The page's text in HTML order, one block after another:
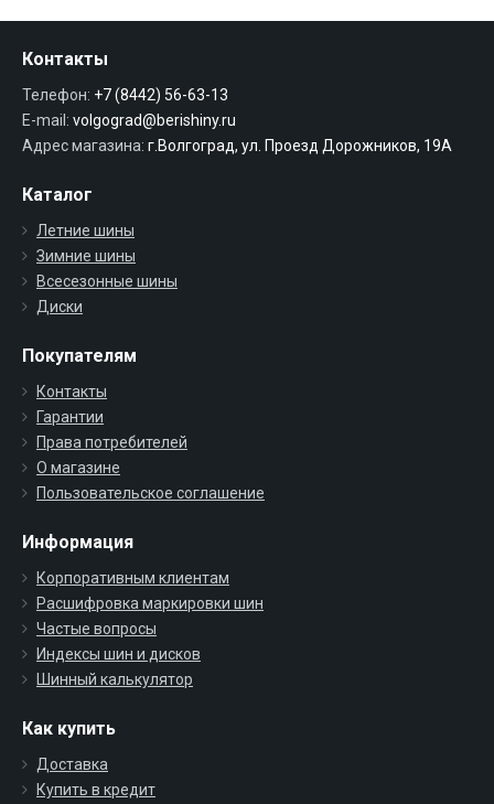
Контакты
Телефон: +7 (8442) 56-63-13
E-mail: volgograd@berishiny.ru
Адрес магазина: г.Волгоград, ул. Проезд Дорожников, 19А
Каталог
Летние шины
Зимние шины
Всесезонные шины
Диски
Покупателям
Контакты
Гарантии
Права потребителей
О магазине
Пользовательское соглашение
Информация
Корпоративным клиентам
Расшифровка маркировки шин
Частые вопросы
Индексы шин и дисков
Шинный калькулятор
Как купить
Доставка
Купить в кредит